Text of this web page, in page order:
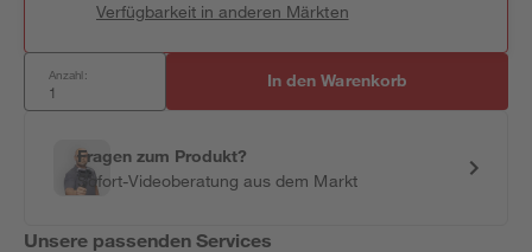
Verfügbarkeit in anderen Märkten
Anzahl: In den Warenkorb
Fragen zum Produkt?
Sofort-Videoberatung aus dem Markt
Unsere passenden Services